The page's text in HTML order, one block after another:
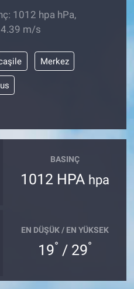
1012 hpa hPa,
4.39 m/s
Merkez
BASINÇ
1012 HPA hpa
EN DÜŞÜK / EN YÜKSEK
19° / 29°